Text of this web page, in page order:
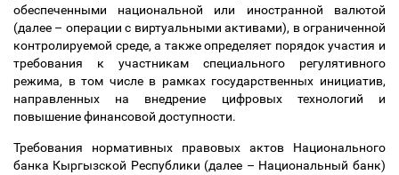
обеспеченными национальной или иностранной валютой
(далее – операции с виртуальными активами), в ограниченной
контролируемой среде, а также определяет порядок участия и
требования к участникам специального регулятивного
режима, в том числе в рамках государственных инициатив,
направленных на внедрение цифровых технологий и
повышение финансовой доступности.
Требования нормативных правовых актов Национального
банка Кыргызской Республики (далее – Национальный банк)